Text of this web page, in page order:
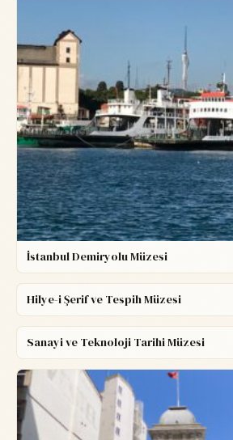
İstanbul Demiryolu Müzesi
Hilye-i Şerif ve Tespih Müzesi
Sanayi ve Teknoloji Tarihi Müzesi